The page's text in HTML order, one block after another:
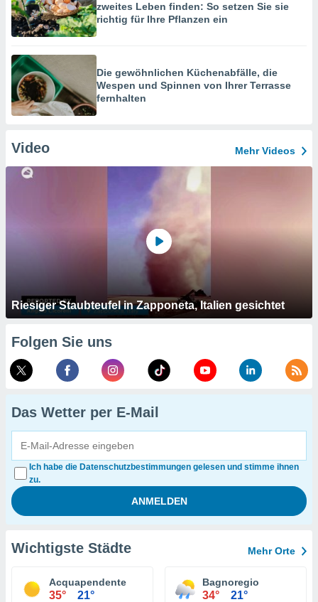
zweites Leben finden: So setzen Sie sie
richtig für Ihre Pflanzen ein
Die gewöhnlichen Küchenabfälle, die
Wespen und Spinnen von Ihrer Terrasse
fernhalten
Video Mehr Videos
Riesiger Staubteufel in Zapponeta, Italien gesichtet
Folgen Sie uns
Das Wetter per E-Mail
Ich habe die Datenschutzbestimmungen gelesen und stimme ihnen
zu.
Wichtigste Städte Mehr Orte
Acquapendente
35° 21°
Bagnoregio
34° 21°